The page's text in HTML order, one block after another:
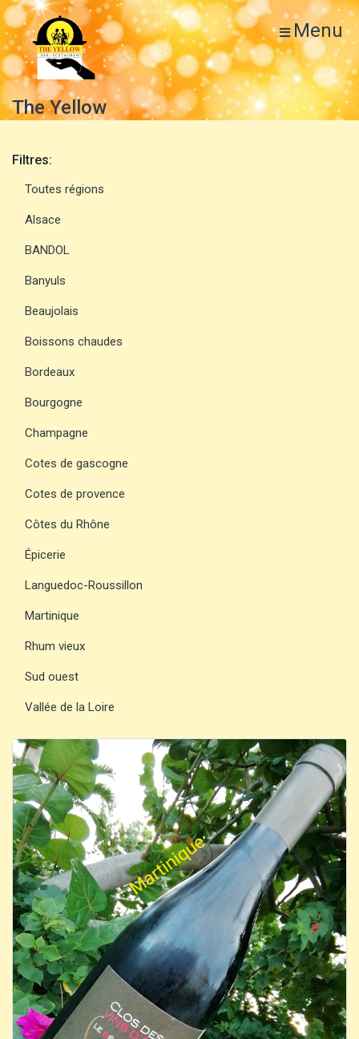
Menu
The Yellow
Filtres:
Toutes régions
Alsace
BANDOL
Banyuls
Beaujolais
Boissons chaudes
Bordeaux
Bourgogne
Champagne
Cotes de gascogne
Cotes de provence
Côtes du Rhône
Épicerie
Languedoc-Roussillon
Martinique
Rhum vieux
Sud ouest
Vallée de la Loire